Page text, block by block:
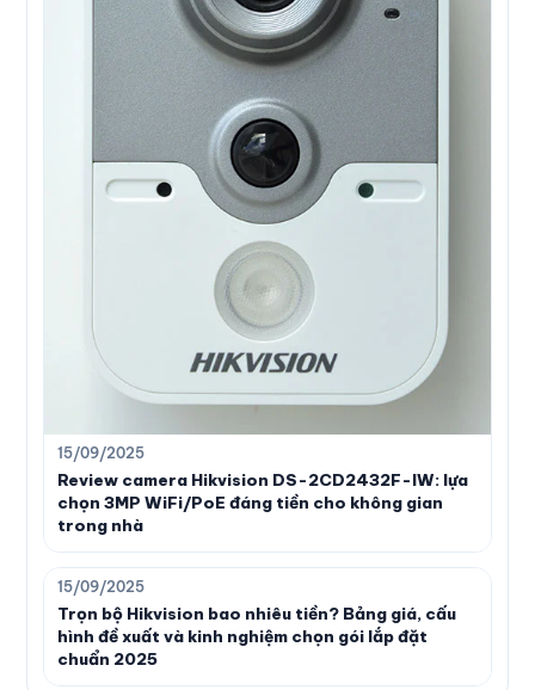
15/09/2025
Review camera Hikvision DS-2CD2432F-IW: lựa
chọn 3MP WiFi/PoE đáng tiền cho không gian
trong nhà
15/09/2025
Trọn bộ Hikvision bao nhiêu tiền? Bảng giá, cấu
hình đề xuất và kinh nghiệm chọn gói lắp đặt
chuẩn 2025